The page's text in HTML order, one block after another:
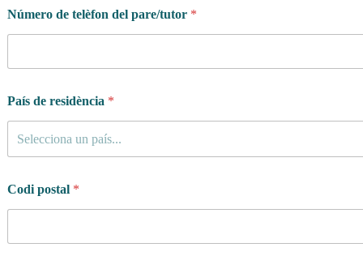
Número de telèfon del pare/tutor *
País de residència *
Selecciona un país...
Codi postal *